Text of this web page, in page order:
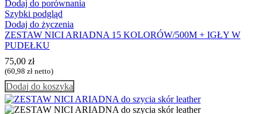
Dodaj do porównania
Szybki podgląd
Dodaj do życzenia
ZESTAW NICI ARIADNA 15 KOLORÓW/500M + IGŁY W
PUDEŁKU
75,00 zł
(60,98 zł netto)
Dodaj do koszyka